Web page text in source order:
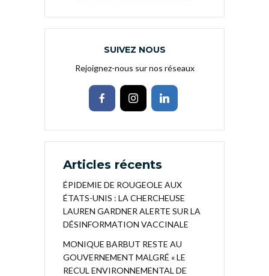
SUIVEZ NOUS
Rejoignez-nous sur nos réseaux
Articles récents
ÉPIDEMIE DE ROUGEOLE AUX
ÉTATS-UNIS : LA CHERCHEUSE
LAUREN GARDNER ALERTE SUR LA
DÉSINFORMATION VACCINALE
MONIQUE BARBUT RESTE AU
GOUVERNEMENT MALGRÉ « LE
RECUL ENVIRONNEMENTAL DE